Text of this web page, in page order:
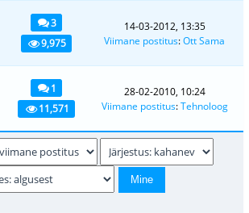
3
9,975
14-03-2012, 13:35
Viimane postitus:Ott Sama
1
11,571
28-02-2010, 10:24
Viimane postitus:Tehnoloog